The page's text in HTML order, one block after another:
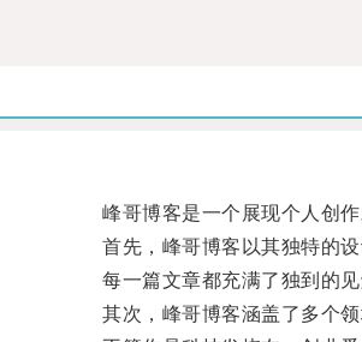
峰哥博客是一个展现个人创作
首先，峰哥博客以其独特的设
每一篇文章都充满了独到的见
其次，峰哥博客涵盖了多个领